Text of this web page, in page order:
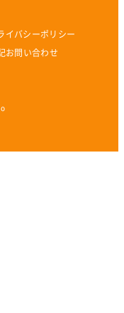
イバシーポリシー
お問い合わせ